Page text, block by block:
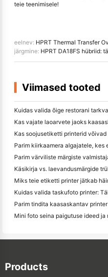
teie teenimisele!
eelnev: HPRT Thermal Transfer Overprinters:
järgmine: HPRT DA18FS hübriid: täiustatud
Viimased tooted
Parim kiirkaamera algajatele, kes
Miks teie etiketti printer jätkab
Products